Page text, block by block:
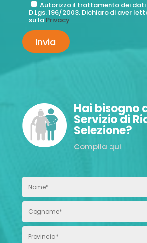
Autorizzo il trattamento dei dati
D.Lgs. 196/2003. Dichiaro di aver
sulla Privacy
Hai bisogno
Servizio di
Selezione?
Compila qui